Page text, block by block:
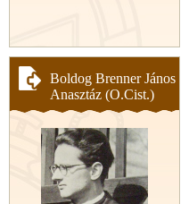
Boldog Brenner János
Anasztáz (O.Cist.)